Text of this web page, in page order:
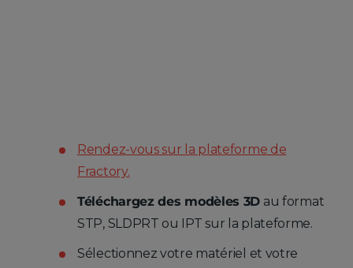
Rendez-vous sur la plateforme de
Fractory.
Téléchargez des modèles 3D au format
STP, SLDPRT ou IPT sur la plateforme.
Sélectionnez votre matériel et votre